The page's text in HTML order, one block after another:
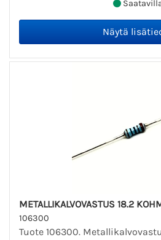
METALLIKALVOVASTUS 18.2
106300
Tuote 106300.